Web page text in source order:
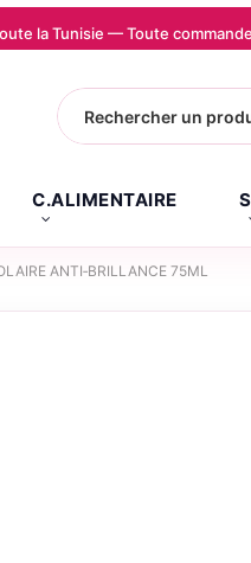
la Tunisie — Toute
C.ALIMENTAIRE
ANTI‑BRILLANCE 75ML